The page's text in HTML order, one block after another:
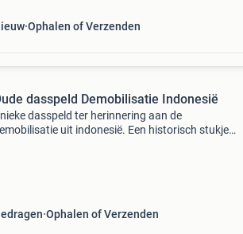
Ophalen of Verzenden
dasspeld Demobilisatie Indonesië
dasspeld ter herinnering aan de
uit indonesië. Een historisch stukje
Ophalen of Verzenden